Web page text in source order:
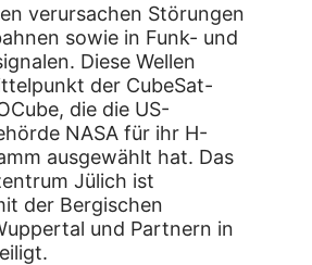
verursachen Störungen
sowie in Funk- und
Diese Wellen
der CubeSat-
die die US-
NASA für ihr H-
ausgewählt hat. Das
Jülich ist
der Bergischen
und Partnern in